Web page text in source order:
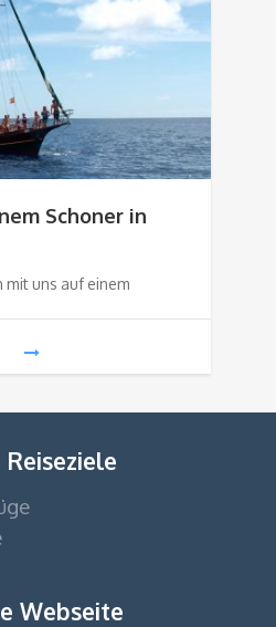
Schoner in
mit uns auf einem
Webseite